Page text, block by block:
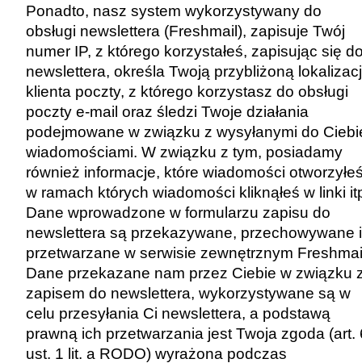
Ponadto, nasz system wykorzystywany do
obsługi newslettera (Freshmail), zapisuje Twój
numer IP, z którego korzystałeś, zapisując się
newslettera, określa Twoją przybliżoną
klienta poczty, z którego korzystasz do obsługi
poczty e-mail oraz śledzi Twoje działania
podejmowane w związku z wysyłanymi do
wiadomościami. W związku z tym, posiadamy
również informacje, które wiadomości
w ramach których wiadomości kliknąłeś w linki
Dane wprowadzone w formularzu zapisu do
newslettera są przekazywane, przechowywane i
przetwarzane w serwisie zewnętrznym
Dane przekazane nam przez Ciebie w związku
zapisem do newslettera, wykorzystywane są w
celu przesyłania Ci newslettera, a podstawą
prawną ich przetwarzania jest Twoja zgoda (art.
ust. 1 lit. a RODO) wyrażona podczas